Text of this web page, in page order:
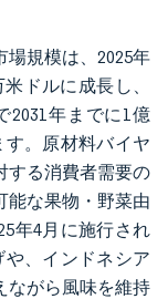
規模は、2025年
ドルに成長し、
2031年までに1億
。原材料バイヤ
する消費者需要の
能な果物・野菜由
年4月に施行され
、インドネシア
ながら風味を維持